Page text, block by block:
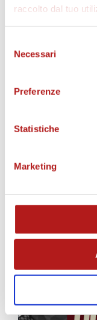
raccolto dal tuo
delNecessari
Preferenze
Statistiche
Marketing
AS
MATCH